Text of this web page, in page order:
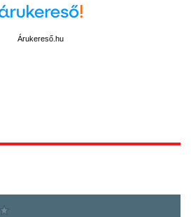
Árukereső.hu